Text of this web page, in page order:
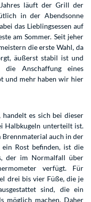
läuft der Grill der
in der Abendsonne
das Lieblingsessen auf
am Sommer. Seit jeher
die erste Wahl, da
äußerst stabil ist und
Anschaffung eines
und mehr haben wir hier
es sich bei dieser
Halbkugeln unterteilt ist.
Brennmaterial auch in der
ein Rost befinden, ist die
der im Normalfall über
verfügt. Für
drei bis vier Füße, die je
sind, die ein
möglich machen. Daher